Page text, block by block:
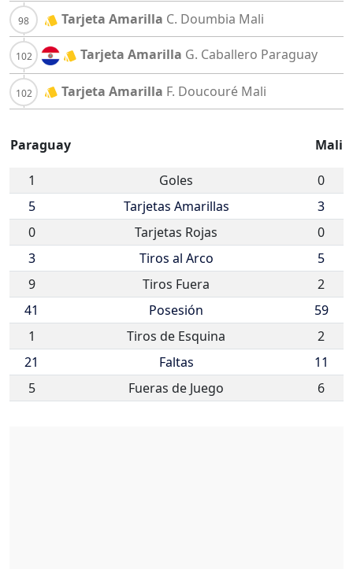
Tarjeta Amarilla C. Doumbia Mali
Tarjeta Amarilla G. Caballero Paraguay
Tarjeta Amarilla F. Doucouré Mali
Paraguay Mali
1 Goles
0
5
Tarjetas Amarillas
3
0
Tarjetas Rojas
0
3
Tiros al Arco
5
9
Tiros Fuera
2
41
Posesión
59
1
Tiros de Esquina
2
21
Faltas
11
5
Fueras de Juego 6